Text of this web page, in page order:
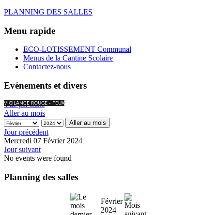
PLANNING DES SALLES
Menu rapide
ECO-LOTISSEMENT Communal
Menus de la Cantine Scolaire
Contactez-nous
Evènements et divers
VIGILANCE ROUGE - FEUX
Vue par mois
Aller au mois
Aller au mois
Jour précédent
Mercredi 07 Février 2024
Jour suivant
No events were found
Planning des salles
Février
2024